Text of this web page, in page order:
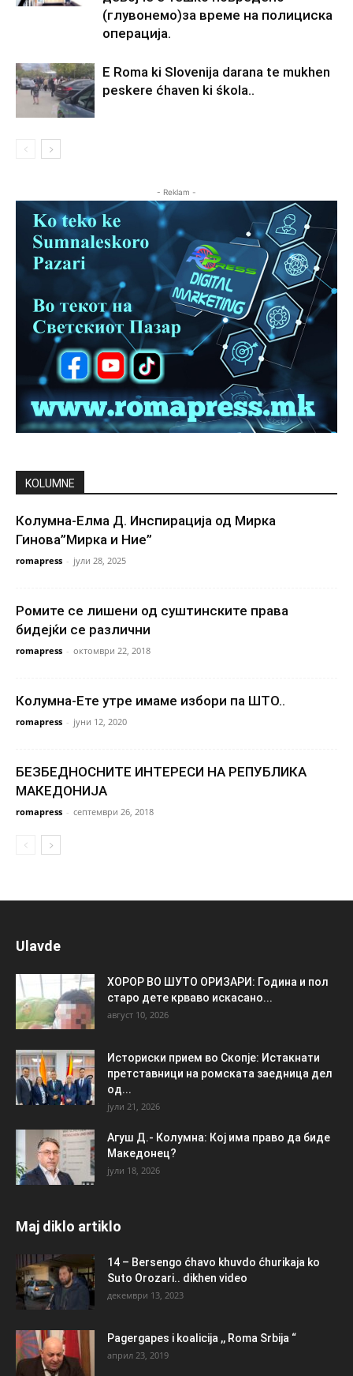
(глувонемо)за време на полициска
операција.
E Roma ki Slovenija darana te mukhen
peskere ćhaven ki śkola..
- Reklam -
KOLUMNE
Колумна-Елма Д. Инспирација од Мирка
Гинова”Мирка и Ние”
romapress - јули 28, 2025
Ромите се лишени од суштинските права
бидејќи се различни
romapress - октомври 22, 2018
Колумна-Ете утре имаме избори па ШТО..
romapress - јуни 12, 2020
БЕЗБЕДНОСНИТЕ ИНТЕРЕСИ НА РЕПУБЛИКА
МАКЕДОНИЈА
romapress - септември 26, 2018
Ulavde
ХОРОР ВО ШУТО ОРИЗАРИ: Година и пол
старо дете крваво искасано...
август 10, 2026
Историски прием во Скопје: Истакнати
претставници на ромската заедница дел
од...
јули 21, 2026
Агуш Д.- Колумна: Кој има право да биде
Македонец?
јули 18, 2026
Maj diklo artiklo
14 – Bersengo ćhavo khuvdo ćhurikaja ko
Suto Orozari.. dikhen video
декември 13, 2023
Pagergapes i koalicija ,, Roma Srbija “
април 23, 2019